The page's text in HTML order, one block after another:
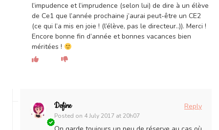
l’impudence et l’imprudence (selon lui) de dire à un élève
de Ce1 que l’année prochaine j’aurai peut-être un CE2
(ce qui l’a mis en joie ! (l’élève, pas le directeur..)). Merci !
Encore bonne fin d’année et bonnes vacances bien
méritées !
Define
Posted on 4 July 2017 at 20h07
Reply